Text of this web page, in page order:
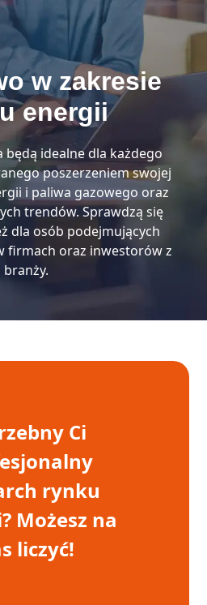
w zakresie
energii
będą idealne dla każdego
poszerzeniem swojej
i paliwa gazowego oraz
trendów. Sprawdzą się
dla osób podejmujących
firmach oraz inwestorów z
branży.
Ci
rynku
Możesz na
liczyć!